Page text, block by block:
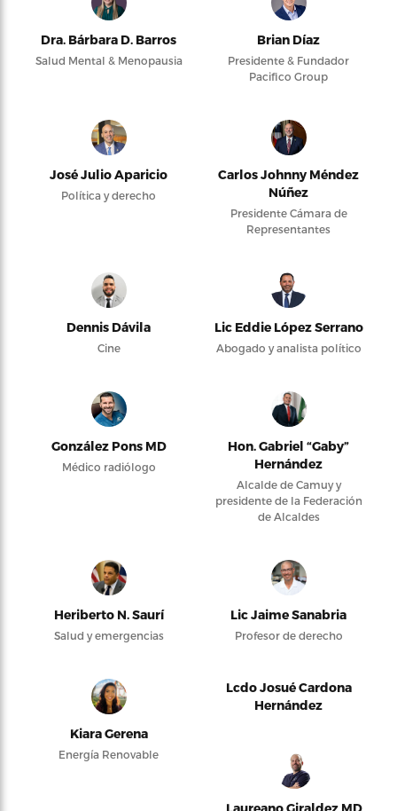
Dra. Bárbara D. Barros
Salud Mental & Menopausia
Brian Díaz
Presidente & Fundador
Pacifico Group
José Julio Aparicio
Política y derecho
Carlos Johnny Méndez
Núñez
Presidente Cámara de
Representantes
Dennis Dávila
Cine
Lic Eddie López Serrano
Abogado y analista político
González Pons MD
Médico radiólogo
Hon. Gabriel “Gaby”
Hernández
Alcalde de Camuy y
presidente de la Federación
de Alcaldes
Heriberto N. Saurí
Salud y emergencias
Lic Jaime Sanabria
Profesor de derecho
Kiara Gerena
Energía Renovable
Lcdo Josué Cardona
Hernández
Laureano Giraldez MD